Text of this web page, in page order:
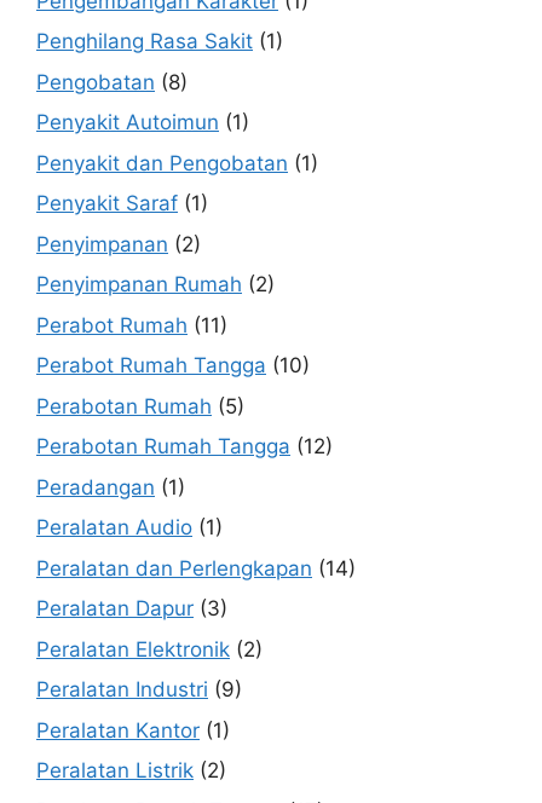
Penghilang Rasa Sakit (1)
Pengobatan (8)
Penyakit Autoimun (1)
Penyakit dan Pengobatan (1)
Penyakit Saraf (1)
Penyimpanan (2)
Penyimpanan Rumah (2)
Perabot Rumah (11)
Perabot Rumah Tangga (10)
Perabotan Rumah (5)
Perabotan Rumah Tangga (12)
Peradangan (1)
Peralatan Audio (1)
Peralatan dan Perlengkapan (14)
Peralatan Dapur (3)
Peralatan Elektronik (2)
Peralatan Industri (9)
Peralatan Kantor (1)
Peralatan Listrik (2)